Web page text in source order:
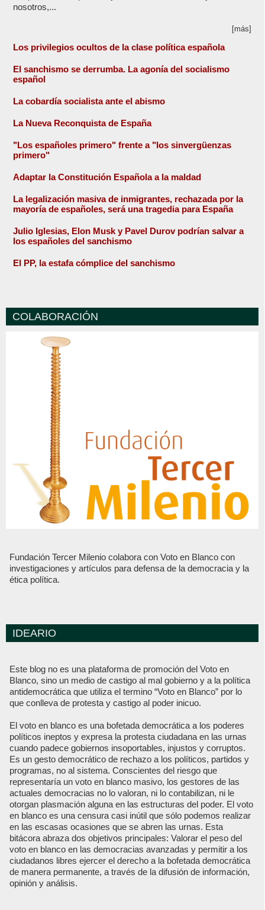
nosotros,...
[más]
Los privilegios ocultos de la clase política española
El sanchismo se derrumba. La agonía del socialismo
español
La cobardía socialista ante el abismo
La Nueva Reconquista de España
"Los españoles primero" frente a "los sinvergüenzas
primero"
Adaptar la Constitución Española a la maldad
La legalización masiva de inmigrantes, rechazada por la
mayoría de españoles, será una tragedia para España
Julio Iglesias, Elon Musk y Pavel Durov podrían salvar a
los españoles del sanchismo
El PP, la estafa cómplice del sanchismo
COLABORACIÓN
Fundación Tercer Milenio colabora con Voto en Blanco con
investigaciones y artículos para defensa de la democracia y la
ética política.
IDEARIO
Este blog no es una plataforma de promoción del Voto en
Blanco, sino un medio de castigo al mal gobierno y a la política
antidemocrática que utiliza el termino “Voto en Blanco” por lo
que conlleva de protesta y castigo al poder inicuo.
El voto en blanco es una bofetada democrática a los poderes
políticos ineptos y expresa la protesta ciudadana en las urnas
cuando padece gobiernos insoportables, injustos y corruptos.
Es un gesto democrático de rechazo a los políticos, partidos y
programas, no al sistema. Conscientes del riesgo que
representaría un voto en blanco masivo, los gestores de las
actuales democracias no lo valoran, ni lo contabilizan, ni le
otorgan plasmación alguna en las estructuras del poder. El voto
en blanco es una censura casi inútil que sólo podemos realizar
en las escasas ocasiones que se abren las urnas. Esta
bitácora abraza dos objetivos principales: Valorar el peso del
voto en blanco en las democracias avanzadas y permitir a los
ciudadanos libres ejercer el derecho a la bofetada democrática
de manera permanente, a través de la difusión de información,
opinión y análisis.